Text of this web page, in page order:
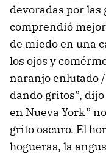
devoradas por las
comprendió
de miedo en una
los ojos y
naranjo enlutado
dando gritos”, dijo
en Nueva York”
grito oscuro. El
hogueras, la